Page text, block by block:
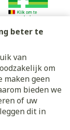
beter te
van
om
maken geen
bieden we
of uw
dit in